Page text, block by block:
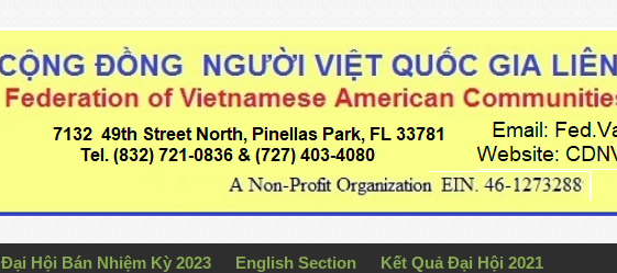
Đại Hội Bán Nhiệm Kỳ 2023 English Section
Kết Quả Đại Hội 2021